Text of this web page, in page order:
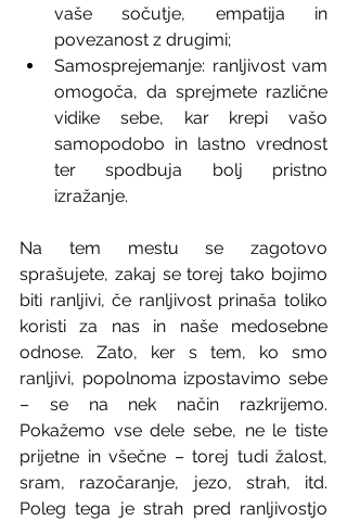
vaše sočutje, empatija in
povezanost z drugimi;
Samosprejemanje: ranljivost vam
omogoča, da sprejmete različne
vidike sebe, kar krepi vašo
samopodobo in lastno vrednost
ter spodbuja bolj pristno
izražanje.
Na tem mestu se zagotovo
sprašujete, zakaj se torej tako bojimo
biti ranljivi, če ranljivost prinaša toliko
koristi za nas in naše medosebne
odnose. Zato, ker s tem, ko smo
ranljivi, popolnoma izpostavimo sebe
– se na nek način razkrijemo.
Pokažemo vse dele sebe, ne le tiste
prijetne in všečne – torej tudi žalost,
sram, razočaranje, jezo, strah, itd.
Poleg tega je strah pred ranljivostjo